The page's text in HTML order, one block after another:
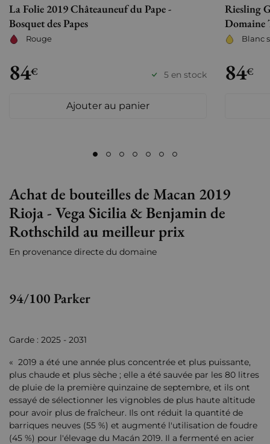
La Folie 2019 Châteauneuf du Pape -
Bosquet des Papes
Rouge
84€ 5 en stock
Ajouter au panier
Riesling
Domaine
Blanc
84€
Achat de bouteilles de Macan 2019
Rioja - Vega Sicilia & Benjamin de
Rothschild au meilleur prix
En provenance directe du domaine
94/100 Parker
Garde : 2025 - 2031
« 2019 a été une année plus concentrée et plus puissante,
plus chaude et plus sèche ; elle a été sauvée par les 80 litres
de pluie de la première quinzaine de septembre, et ils ont
essayé de sélectionner les vignobles de plus haute altitude
pour avoir plus de fraîcheur. Ils ont réduit la quantité de
barriques neuves (55 %) et augmenté l'utilisation de foudre
(45 %) pour l'élevage du Macán 2019. Il a fermenté en acier